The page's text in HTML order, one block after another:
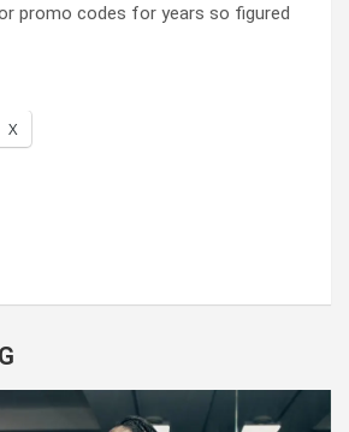
promo codes for years so figured
X